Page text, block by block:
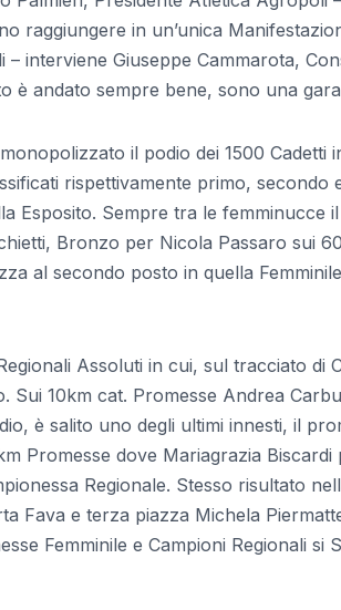
raggiungere in un’unica
– interviene Giuseppe Cammarota,
andato sempre bene, sono una
il podio dei 1500 Cadetti
rispettivamente primo, secondo
Esposito. Sempre tra le femminucce
Bronzo per Nicola Passaro sui
al secondo posto in quella
Assoluti in cui, sul tracciato di
Sui 10km cat. Promesse Andrea
è salito uno degli ultimi innesti, il
Promesse dove Mariagrazia Biscardi
Regionale. Stesso risultato
Fava e terza piazza Michela
Femminile e Campioni Regionali si